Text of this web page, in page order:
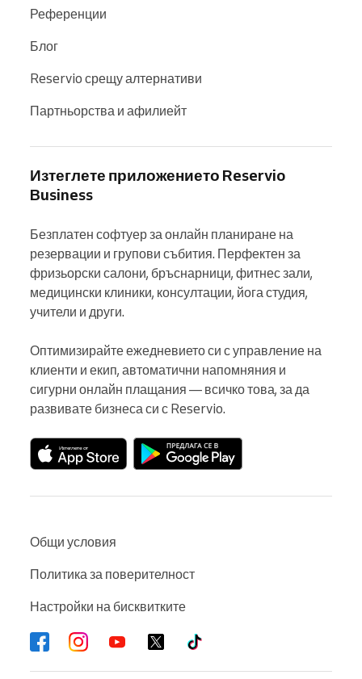
Референции
Блог
Reservio срещу алтернативи
Партньорства и афилиейт
Изтеглете приложението Reservio
Business
Безплатен софтуер за онлайн планиране на
резервации и групови събития. Перфектен за
фризьорски салони, бръснарници, фитнес зали,
медицински клиники, консултации, йога студия,
учители и други.
Оптимизирайте ежедневието си с управление на
клиенти и екип, автоматични напомняния и
сигурни онлайн плащания — всичко това, за да
развивате бизнеса си с Reservio.
Общи условия
Политика за поверителност
Настройки на бисквитките